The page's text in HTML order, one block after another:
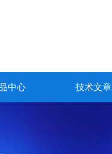
中心 技术文章